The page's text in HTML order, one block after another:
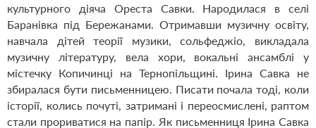
культурного діяча Ореста Савки. Народилася в селі
Баранівка під Бережанами. Отримавши музичну освіту,
навчала дітей теорії музики, сольфеджіо, викладала
музичну літературу, вела хори, вокальні ансамблі у
містечку Копичинці на Тернопільщині. Ірина Савка не
збиралася бути письменницею. Писати почала тоді, коли
історії, колись почуті, затримані і переосмислені, раптом
стали прориватися на папір. Як письменниця Ірина Савка